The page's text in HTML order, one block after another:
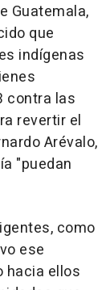
Guatemala,
que
indígenas
contra las
revertir el
Arévalo,
"puedan
como
ese
hacia ellos